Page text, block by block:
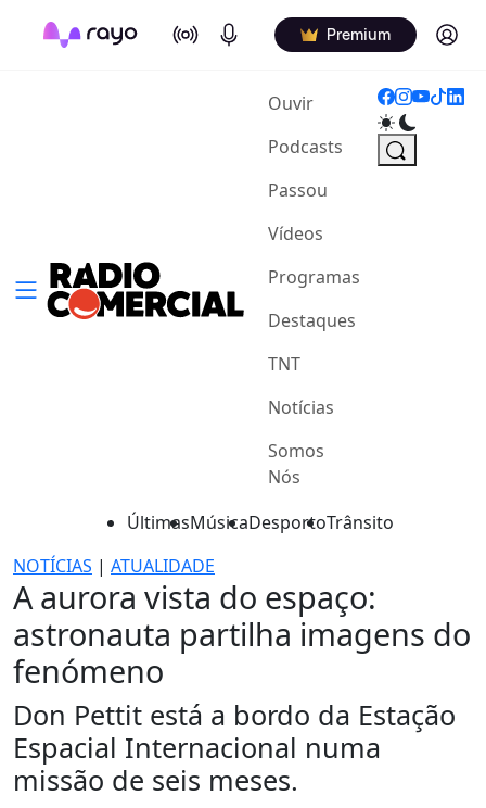
On Air Podcasts Premium Log in
Ouvir(current)
Podcasts
Passou
Vídeos
Programas
Destaques
TNT
Notícias
Somos
Nós
ÚltimasMúsicaDesportoTrânsito
NOTÍCIAS | ATUALIDADE
A aurora vista do espaço:
astronauta partilha imagens do
fenómeno
Don Pettit está a bordo da Estação
Espacial Internacional numa
missão de seis meses.